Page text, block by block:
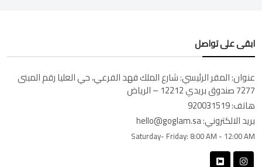
ابقى على تواصل
عنوان:المقر الرئيسي: شارع الملك فهد الفرعي، حي العليا رقم المبنى
7277 صندوق بريدي 12212 – الرياض
هاتف:920031519
بريد الالكتروني:hello@goglam.sa
Saturday- Friday: 8:00 AM - 12:00 AM